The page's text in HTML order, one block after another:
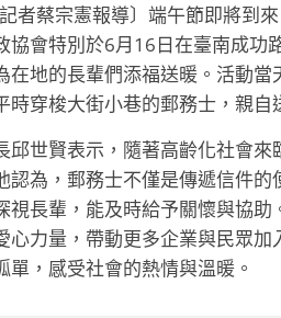
記者蔡宗憲報導〕端午節即將到
協會特別於6月16日在臺南成功
在地的長輩們添福送暖。活動
時穿梭大街小巷的郵務士，親自
邱世賢表示，隨著高齡化社會
認為，郵務士不僅是傳遞信件
視長輩，能及時給予關懷與協
心力量，帶動更多企業與民眾
單，感受社會的熱情與溫暖。